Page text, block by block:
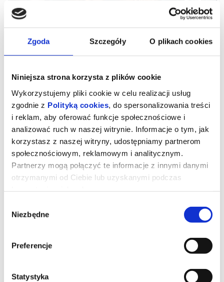
Zgoda Szczegóły O plikach cookies
Niniejsza strona korzysta z plików cookie
Wykorzystujemy pliki cookie w celu realizacji usług
zgodnie z Polityką cookies , do spersonalizowania treści
i reklam, aby oferować funkcje społecznościowe i
analizować ruch w naszej witrynie. Informacje o tym, jak
korzystasz z naszej witryny, udostępniamy partnerom
społecznościowym, reklamowym i analitycznym.
Partnerzy mogą połączyć te informacje z innymi danymi
otrzymanymi od Ciebie lub uzyskanymi podczas
zgody
Niezbędne
Preferencje
Statystyka
Straszny film/napisy
Bracia Wayans (Marlon i Shawn), Anna Faris i Regina Hall
ponownie łączą siły w filmie STRASZNY FILM gdzie wraz z
horrory z wyższej półki, historie oryginalne, wszystko, co zawiera
słowo „dziedzictwo” oraz każdy „ostatni rozdział”, który absolutnie